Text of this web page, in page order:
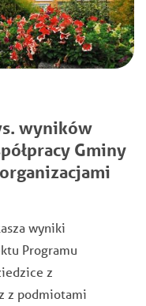
wyników
Gminy
wyniki
Programu
z
z podmiotami